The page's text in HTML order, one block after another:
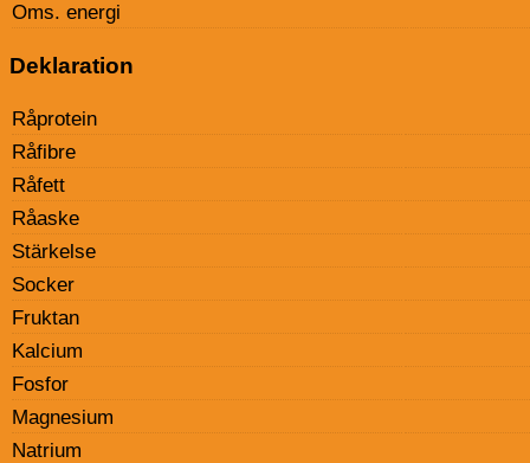
Oms. energi
Deklaration
Råprotein
Råfibre
Råfett
Råaske
Stärkelse
Socker
Fruktan
Kalcium
Fosfor
Magnesium
Natrium